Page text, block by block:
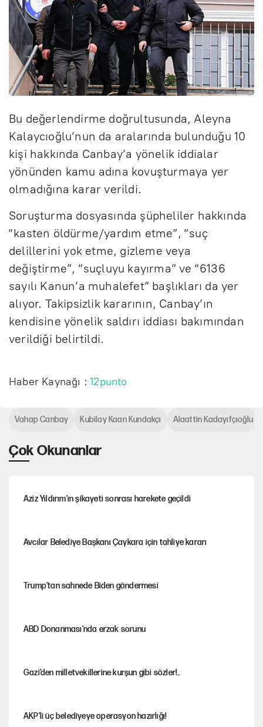
Bu değerlendirme doğrultusunda, Aleyna
Kalaycıoğlu’nun da aralarında bulunduğu 10
kişi hakkında Canbay’a yönelik iddialar
yönünden kamu adına kovuşturmaya yer
olmadığına karar verildi.
Soruşturma dosyasında şüpheliler hakkında
“kasten öldürme/yardım etme”, “suç
delillerini yok etme, gizleme veya
değiştirme”, “suçluyu kayırma” ve “6136
sayılı Kanun’a muhalefet” başlıkları da yer
alıyor. Takipsizlik kararının, Canbay’ın
kendisine yönelik saldırı iddiası bakımından
verildiği belirtildi.
Haber Kaynağı :12punto
Çok Okunanlar
Aziz Yıldırım’ın şikayeti sonrası harekete geçildi
Avcılar Belediye Başkanı Çaykara için tahliye kararı
Trump’tan sahnede Biden göndermesi
ABD Donanması’nda erzak sorunu
Gazi’den milletvekillerine kurşun gibi sözler!..
AKP’li üç belediyeye operasyon hazırlığı!
Vahap Canbay Kubilay Kaan Kundakçı Alaattin Kadayıfçıoğlu